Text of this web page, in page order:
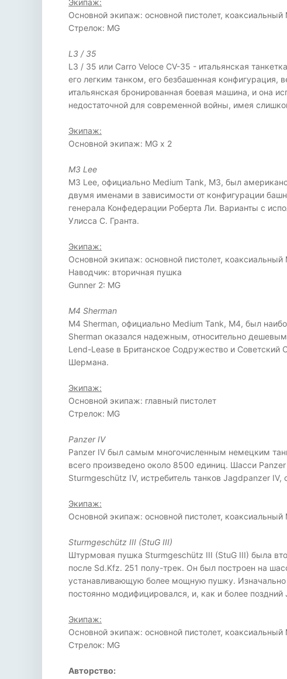
Экипаж:
Основной экипаж: основной пистолет, коаксиальный
Стрелок: MG
L3 / 35
L3 / 35 или Carro Veloce CV-35 - итальянская
его легким танком, его безбашенная
итальянская бронированная боевая машина, и она
недостаточной для современной войны, имея
Экипаж:
Основной экипаж: MG x 2
M3 Lee
M3 Lee, официально Medium Tank, M3, был
двумя именами в зависимости от конфигурации
генерала Конфедерации Роберта Ли. Варианты с
Улисса С. Гранта.
Экипаж:
Основной экипаж: основной пистолет, коаксиальный
Наводчик: вторичная пушка
Gunner 2: MG
M4 Sherman
M4 Sherman, официально Medium Tank, M4, был
Sherman оказался надежным, относительно
Lend-Lease в Британское Содружество и
Шермана.
Экипаж:
Основной экипаж: главный пистолет
Стрелок: MG
Panzer IV
Panzer IV был самым многочисленным немецким
всего произведено около 8500 единиц. Шасси
Sturmgeschütz IV, истребитель танков Jagdpanzer
Экипаж:
Основной экипаж: основной пистолет, коаксиальный
Sturmgeschütz III (StuG III)
Штурмовая пушка Sturmgeschütz III (StuG III) была
после Sd.Kfz. 251 полу-трек. Он был построен на
устанавливающую более мощную пушку. Изначально
постоянно модифицировался, и, как и более
Экипаж:
Основной экипаж: основной пистолет, коаксиальный
Стрелок: MG
Авторство: